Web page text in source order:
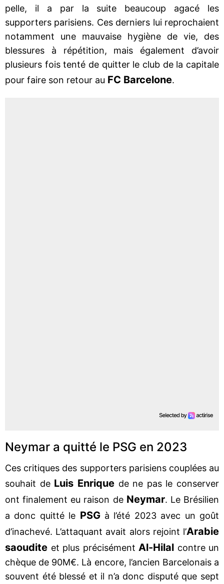
pelle, il a par la suite beaucoup agacé les
supporters parisiens. Ces derniers lui reprochaient
notamment une mauvaise hygiène de vie, des
blessures à répétition, mais également d’avoir
plusieurs fois tenté de quitter le club de la capitale
pour faire son retour au FC Barcelone.
Neymar a quitté le PSG en 2023
Ces critiques des supporters parisiens couplées au
souhait de Luis Enrique de ne pas le conserver
ont finalement eu raison de Neymar. Le Brésilien
a donc quitté le PSGà l’été 2023 avec un goût
d’inachevé. L’attaquant avait alors rejoint l’Arabie
saoudite et plus précisément Al-Hilal contre un
chèque de 90M€. Là encore, l’ancien Barcelonais a
souvent été blessé et il n’a donc disputé que sept